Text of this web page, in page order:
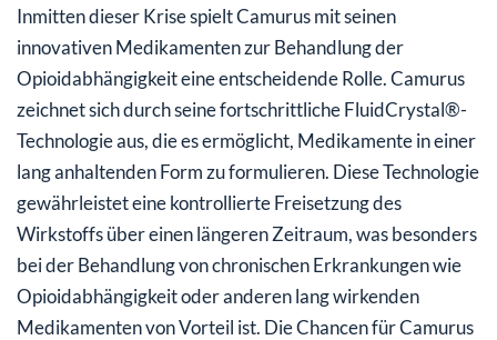
Inmitten dieser Krise spielt Camurus mit seinen
innovativen Medikamenten zur Behandlung der
Opioidabhängigkeit eine entscheidende Rolle. Camurus
zeichnet sich durch seine fortschrittliche FluidCrystal®-
Technologie aus, die es ermöglicht, Medikamente in einer
lang anhaltenden Form zu formulieren. Diese Technologie
gewährleistet eine kontrollierte Freisetzung des
Wirkstoffs über einen längeren Zeitraum, was besonders
bei der Behandlung von chronischen Erkrankungen wie
Opioidabhängigkeit oder anderen lang wirkenden
Medikamenten von Vorteil ist. Die Chancen für Camurus